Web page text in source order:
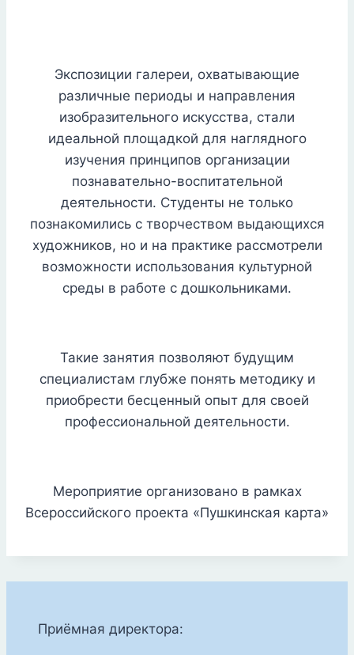
Экспозиции галереи, охватывающие
различные периоды и направления
изобразительного искусства, стали
идеальной площадкой для наглядного
изучения принципов организации
познавательно-воспитательной
деятельности. Студенты не только
познакомились с творчеством выдающихся
художников, но и на практике рассмотрели
возможности использования культурной
среды в работе с дошкольниками.
Такие занятия позволяют будущим
специалистам глубже понять методику и
приобрести бесценный опыт для своей
профессиональной деятельности.
Мероприятие организовано в рамках
Всероссийского проекта «Пушкинская карта»
Приёмная директора: